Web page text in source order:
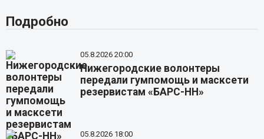
Подробно
05.8.2026 20:00
Нижегородские волонтеры
передали гумпомощь и масксети
резервистам «БАРС-НН»
05.8.2026 18:00